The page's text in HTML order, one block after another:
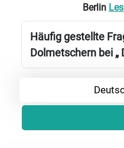
Berlin
Häufig gestellte
Dolmetschern bei „